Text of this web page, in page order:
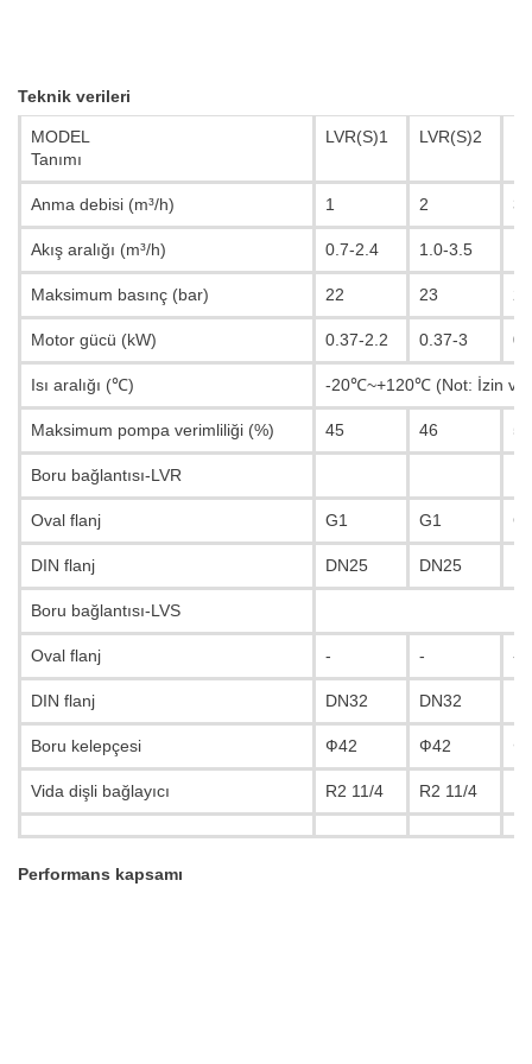
Teknik verileri
MODEL
Tanımı
LVR(S)1 LVR(S)2
Anma debisi (m³/h) 1 2 3
Akış aralığı (m³/h) 0.7-2.4 1.0-3.5
Maksimum basınç (bar) 22 23
Motor gücü (kW) 0.37-2.2 0.37-3
Isı aralığı (℃) -20℃~+120℃ (Not: İzin
Maksimum pompa verimliliği (%) 45 46 55
Boru bağlantısı-LVR
Oval flanj G1 G1
DIN flanj DN25 DN25
Boru bağlantısı-LVS
Oval flanj - - -
DIN flanj DN32 DN32
Boru kelepçesi Ф42 Ф42
Vida dişli bağlayıcı R2 11/4 R2 11/4
Performans kapsamı